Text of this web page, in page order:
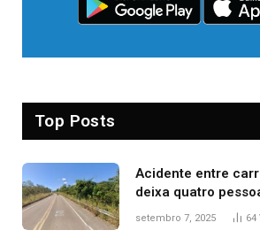
Top Posts
Acidente entre
deixa quatro
mulher morta na
setembro 7, 2025 64